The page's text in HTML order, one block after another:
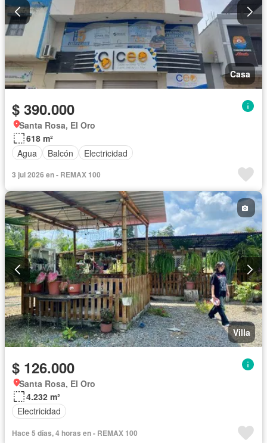
Casa
$ 390.000
Santa Rosa, El Oro
618 m²
Agua
Balcón Electricidad
3 jul 2026 en - REMAX 100
Villa
$ 126.000
Santa Rosa, El Oro
4.232 m²
Electricidad
Hace 5 días, 4 horas en - REMAX 100